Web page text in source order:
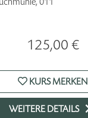
125,00 €
KURS MERKEN
WEITERE DETAILS